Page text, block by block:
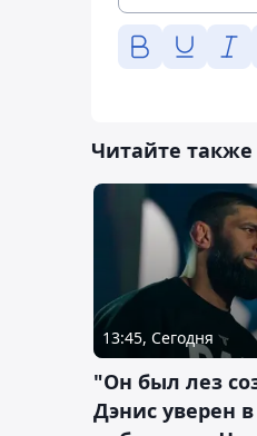
Читайте также
13:45, Сегодня
"Он был лез
Дэнис уверен